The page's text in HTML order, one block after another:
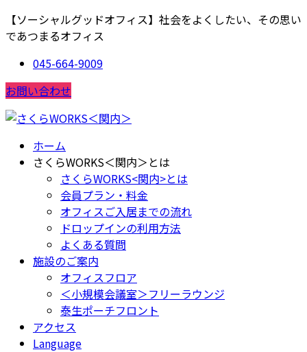
コ
ン
ツ
に
移
ナ
ビ
シ
ョ
ン
【ソーシャルグッドオフィス】社会をよくしたい、その思い
であつまるオフィス
045-664-9009
お問い合わせ
ホーム
さくらWORKS＜関内＞とは
さくらWORKS<関内>とは
会員プラン・料金
オフィスご入居までの流れ
ドロップインの利用方法
よくある質問
施設のご案内
オフィスフロア
＜小規模会議室＞フリーラウンジ
泰生ポーチフロント
アクセス
Language